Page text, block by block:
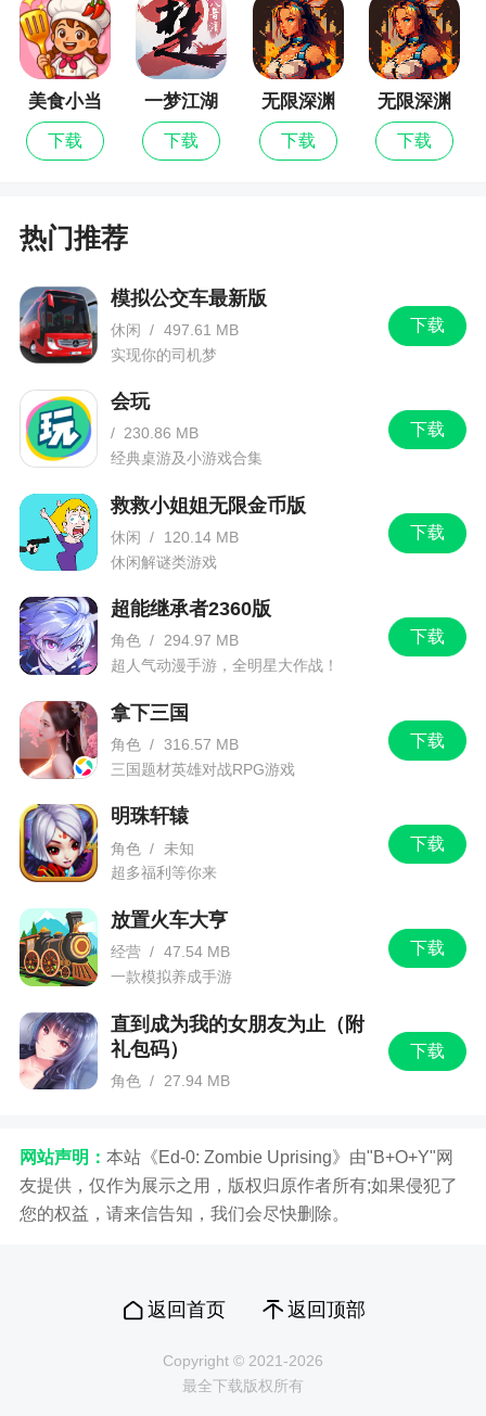
也能获得截然不同的挑战，结合独有星球地貌及场
景交互元素，让战斗的策略维度再度提升
小编评价
1、异尘:达米拉手游，一款美少女塔防类型策略
作战，可以培养喜欢的角色。异尘:达米拉手游主打
放置塔防玩法，考验玩家们的战术能力，此外，游
戏还提供了相当多的后宅互动要素，可以解锁各种
亲密互动姿势，与你心仪的角色近距离接触吧~异尘:
达米拉手游资源正式推出
2、这款游戏玩起来特别有意思，非常精美的游
戏画风，游戏里面的角色全部都是美少女，各种卡
牌获取难度不高，抽取也有保底，玩法中规中矩，
玩家必备
3、经典还原的游戏画风，一场激情热血的战斗
更新日志
根据相关规定调整
美食小当
家
下载
一梦江湖
下载
无限深渊
下载
无限深渊
最新版
下载
热门推荐
下载
模拟公交车最新版
休闲 / 497.61 MB
实现你的司机梦
下载
会玩
/ 230.86 MB
经典桌游及小游戏合集
下载
救救小姐姐无限金币版
休闲 /
120.14 MB
休闲解谜类游戏
下载
超能继承者2360版
角色 / 294.97 MB
超人气动漫手游，全明星大作战！
下载
拿下三国
角色 / 316.57 MB
三国题材英雄对战RPG游戏
下载
明珠轩辕
角色 /
未知
超多福利等你来
下载
放置火车大亨
经营 / 47.54 MB
一款模拟养成手游
下载
直到成为我的女朋友为止（附
礼包码）
角色 /
27.94 MB
网站声明： 本站《Ed-0: Zombie Uprising》由"B+O+Y"网
友提供，仅作为展示之用，版权归原作者所有;如果侵犯了
您的权益，请来信告知，我们会尽快删除。
返回首页 返回顶部
Copyright © 2021-2026
最全下载版权所有